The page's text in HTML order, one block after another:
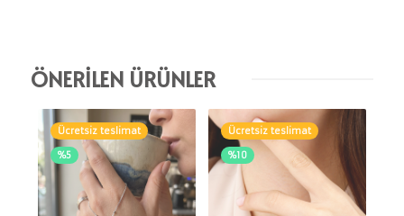
ÖNERİLEN ÜRÜNLER
Ücretsiz teslimat
%5
Ücretsiz teslimat
%10